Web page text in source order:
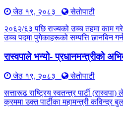
जेठ १९, २०८३
सेतोपाटी
२०६२/६३ पछि राज्यको उच्च तहमा काम
उच्च पदमा पुगेकाहरूको सम्पत्ति छानबिन
रास्वपाले भन्यो- प्रधानमन्त्रीको
जेठ १९, २०८३
सेतोपाटी
सत्तारूढ राष्ट्रिय स्वतन्त्र पार्टी
क्रममा उक्त पार्टीका महामन्त्री कविन्द्र